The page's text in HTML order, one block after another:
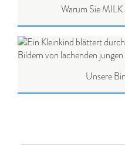
Warum Sie MILK
Unsere